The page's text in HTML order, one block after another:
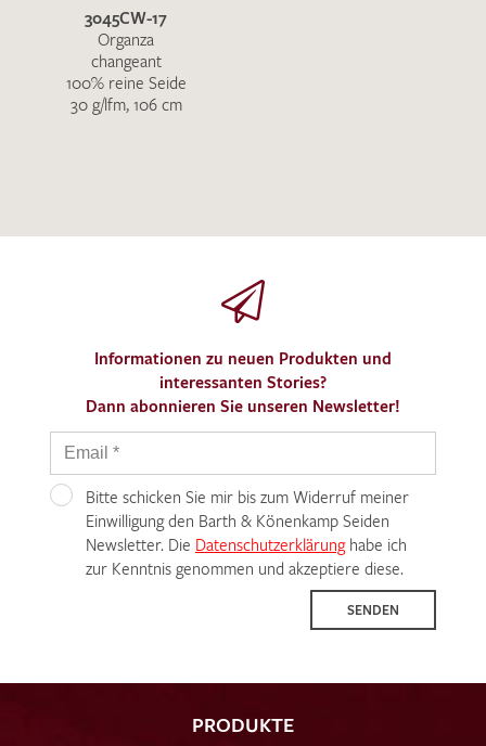
3045CW-17
Organza
changeant
100% reine Seide
30 g/lfm, 106 cm
Informationen zu neuen Produkten und
interessanten Stories?
Dann abonnieren Sie unseren Newsletter!
Bitte schicken Sie mir bis zum Widerruf meiner
Einwilligung den Barth & Könenkamp Seiden
Newsletter. Die Datenschutzerklärunghabe ich
zur Kenntnis genommen und akzeptiere diese.
SENDEN
PRODUKTE